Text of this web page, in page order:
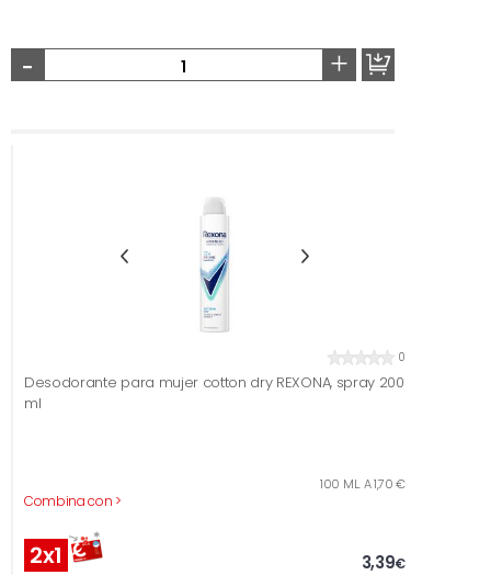
- +
0
Desodorante para mujer cotton dry REXONA, spray 200
ml
Combina con >
100 ML. A 1,70 €
2x1 3,39€